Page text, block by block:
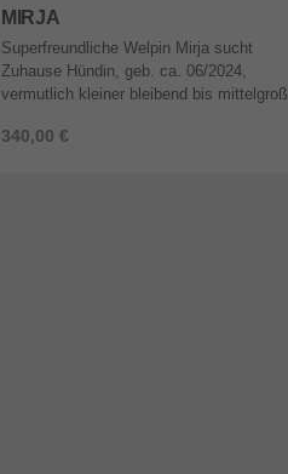
MIRJA
340,00 €
Superfreundliche Welpin Mirja sucht
Zuhause Hündin, geb. ca. 06/2024,
vermutlich kleiner bleibend bis mittelgroß
Ausreise Test auf Babesios ...